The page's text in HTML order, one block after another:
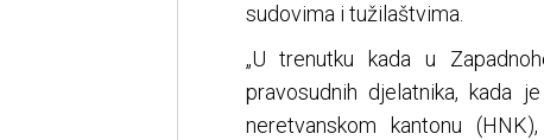
sudovima i tužilaštvima.
„U trenutku kada u
pravosudnih djelatnika, kada
neretvanskom kantonu